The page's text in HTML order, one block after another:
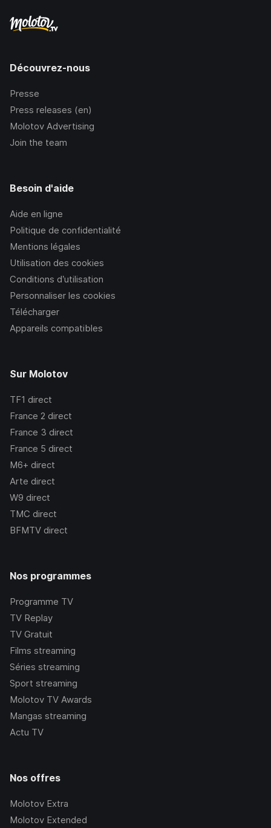
Découvrez-nous
Presse
Press releases (en)
Molotov Advertising
Join the team
Besoin d'aide
Aide en ligne
Politique de confidentialité
Mentions légales
Utilisation des cookies
Conditions d’utilisation
Personnaliser les cookies
Télécharger
Appareils compatibles
Sur Molotov
TF1 direct
France 2 direct
France 3 direct
France 5 direct
M6+ direct
Arte direct
W9 direct
TMC direct
BFMTV direct
Nos programmes
Programme TV
TV Replay
TV Gratuit
Films streaming
Séries streaming
Sport streaming
Molotov TV Awards
Mangas streaming
Actu TV
Nos offres
Molotov Extra
Molotov Extended